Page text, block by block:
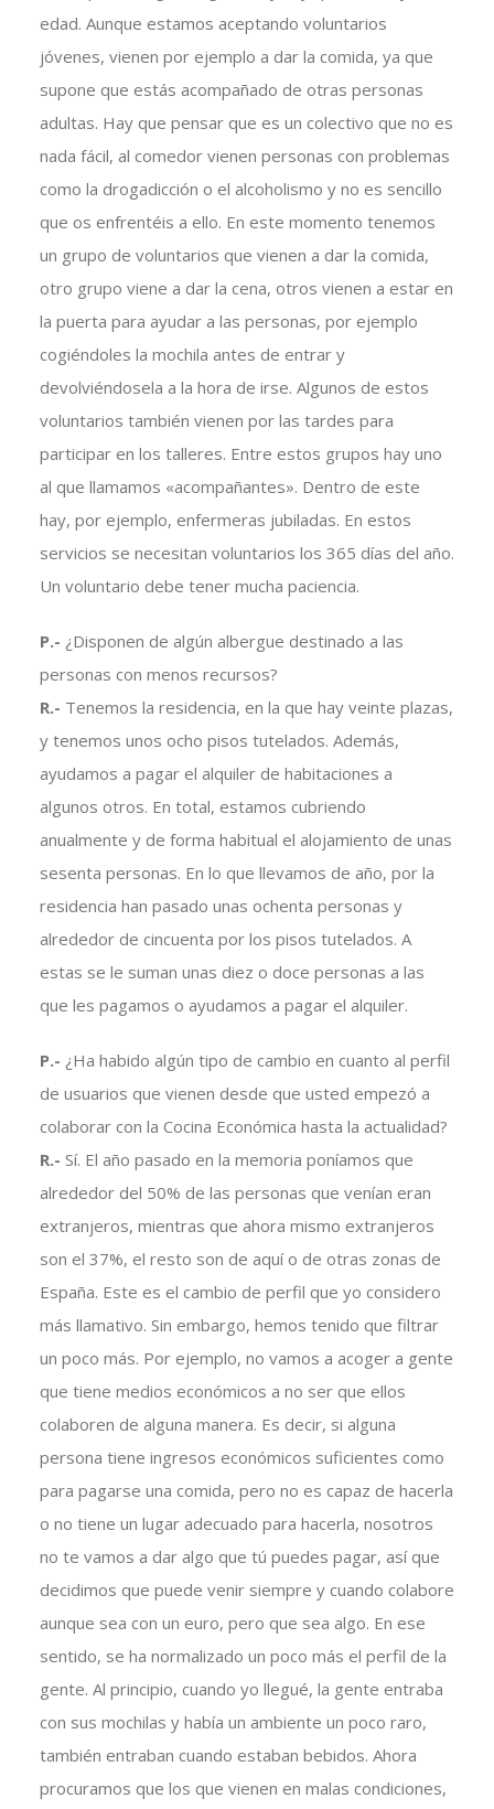
edad. Aunque estamos aceptando voluntarios
jóvenes, vienen por ejemplo a dar la comida, ya que
supone que estás acompañado de otras personas
adultas. Hay que pensar que es un colectivo que no es
nada fácil, al comedor vienen personas con problemas
como la drogadicción o el alcoholismo y no es sencillo
que os enfrentéis a ello. En este momento tenemos
un grupo de voluntarios que vienen a dar la comida,
otro grupo viene a dar la cena, otros vienen a estar en
la puerta para ayudar a las personas, por ejemplo
cogiéndoles la mochila antes de entrar y
devolviéndosela a la hora de irse. Algunos de estos
voluntarios también vienen por las tardes para
participar en los talleres. Entre estos grupos hay uno
al que llamamos «acompañantes». Dentro de este
hay, por ejemplo, enfermeras jubiladas. En estos
servicios se necesitan voluntarios los 365 días del año.
Un voluntario debe tener mucha paciencia.
P.- ¿Disponen de algún albergue destinado a las
personas con menos recursos?
R.- Tenemos la residencia, en la que hay veinte plazas,
y tenemos unos ocho pisos tutelados. Además,
ayudamos a pagar el alquiler de habitaciones a
algunos otros. En total, estamos cubriendo
anualmente y de forma habitual el alojamiento de unas
sesenta personas. En lo que llevamos de año, por la
residencia han pasado unas ochenta personas y
alrededor de cincuenta por los pisos tutelados. A
estas se le suman unas diez o doce personas a las
que les pagamos o ayudamos a pagar el alquiler.
P.- ¿Ha habido algún tipo de cambio en cuanto al perfil
de usuarios que vienen desde que usted empezó a
colaborar con la Cocina Económica hasta la actualidad?
R.- Sí. El año pasado en la memoria poníamos que
alrededor del 50% de las personas que venían eran
extranjeros, mientras que ahora mismo extranjeros
son el 37%, el resto son de aquí o de otras zonas de
España. Este es el cambio de perfil que yo considero
más llamativo. Sin embargo, hemos tenido que filtrar
un poco más. Por ejemplo, no vamos a acoger a gente
que tiene medios económicos a no ser que ellos
colaboren de alguna manera. Es decir, si alguna
persona tiene ingresos económicos suficientes como
para pagarse una comida, pero no es capaz de hacerla
o no tiene un lugar adecuado para hacerla, nosotros
no te vamos a dar algo que tú puedes pagar, así que
decidimos que puede venir siempre y cuando colabore
aunque sea con un euro, pero que sea algo. En ese
sentido, se ha normalizado un poco más el perfil de la
gente. Al principio, cuando yo llegué, la gente entraba
con sus mochilas y había un ambiente un poco raro,
también entraban cuando estaban bebidos. Ahora
procuramos que los que vienen en malas condiciones,